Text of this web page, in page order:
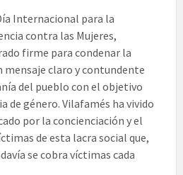
Internacional para la
contra las Mujeres,
firme para condenar la
mensaje claro y contundente
del pueblo con el objetivo
de género. Vilafamés ha vivido
por la concienciación y el
de esta lacra social que,
se cobra víctimas cada